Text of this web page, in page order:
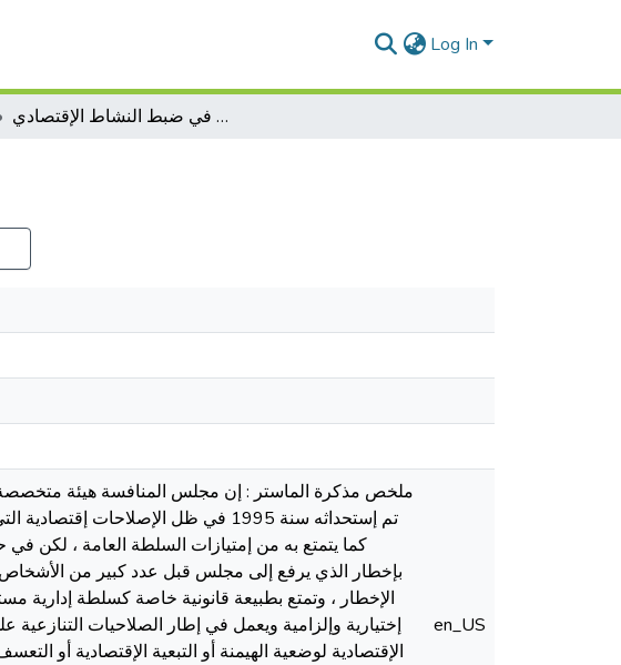
Log In
دور مجلس المنافسة في ضبط النشاط الإقتصادي
ملخص مذكرة الماستر : إن مجلس المنافسة هيئة
تم إستحداثه سنة 1995 في ظل
كما يتمتع به من إمتيازات السلطة العامة ، لكن
بإخطار الذي يرفع إلى مجلس قبل عدد كبير من الأشخاص
الإخطار ، وتمتع بطبيعة قانونية خاصة كسلطة إدارية
إختيارية وإلزامية ويعمل في إطار الصلاحيات
الإقتصادية لوضعية الهيمنة أو التبعية الإقتصادية أو
en_US